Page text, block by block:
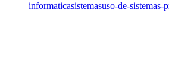
informaticasistemasuso-de-sistemas-